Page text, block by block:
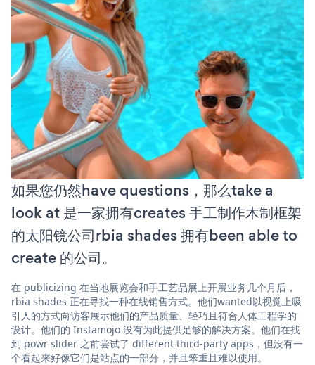
如果您仍然have questions，那么take a
look at 是一家拥有creates 手工制作木制框架
的太阳镜公司rbia shades 拥有been able to
create 的公司。
在 publicizing 在当地展览会和手工艺品展上开展业务几个月后，
rbia shades 正在寻找一种在线销售方式。他们wanted以视觉上吸
引人的方式向访客展示他们的产品质量、轻巧且符合人体工程学的
设计。他们的 Instamojo 没有为此提供足够的解决方案。他们在找
到 powr slider 之前尝试了 different third-party apps，但没有一
个看起来好像它们是站点的一部分，并且笨重且难以使用。